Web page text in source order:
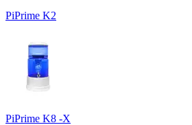
PiPrime K2
PiPrime K8 -X